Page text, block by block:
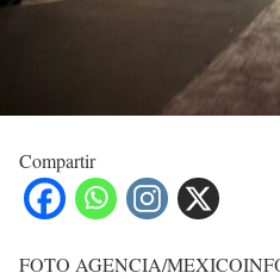
Compartir
FOTO AGENCIA/